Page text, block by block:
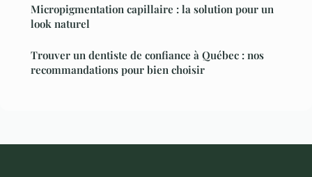
Micropigmentation capillaire : la solution pour un
look naturel
Trouver un dentiste de confiance à Québec : nos
recommandations pour bien choisir